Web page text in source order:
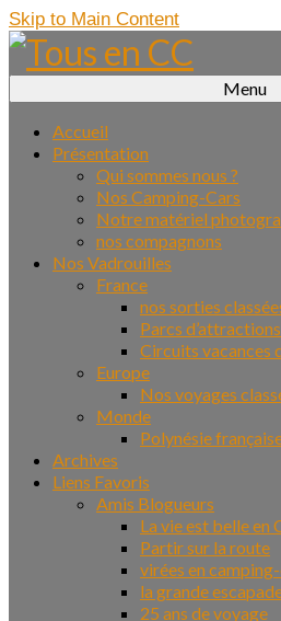
Skip to Main Content
Menu
Accueil
Présentation
Qui sommes nous ?
Nos Camping-Cars
Notre matériel
nos compagnons
Nos Vadrouilles
France
nos sorties
Parcs
Circuits vacances
Europe
Nos voyages
Monde
Polynésie
Archives
Liens Favoris
Amis Blogueurs
La vie est belle en
Partir sur la route
virées en
la grande
25 ans de voyage